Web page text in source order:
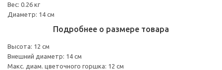
Вес: 0.26 кг
Диаметр: 14 см
Подробнее о размере товара
Высота: 12 см
Внешний диаметр: 14 см
Макс. диам. цветочного горшка: 12 см